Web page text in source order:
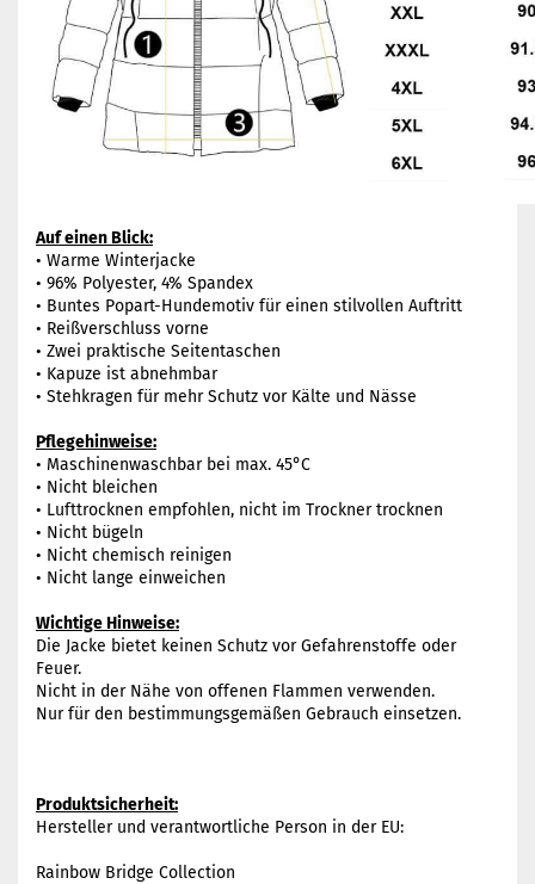
Auf einen Blick:
• Warme Winterjacke
• 96% Polyester, 4% Spandex
• Buntes Popart-Hundemotiv für einen stilvollen Auftritt
• Reißverschluss vorne
• Zwei praktische Seitentaschen
• Kapuze ist abnehmbar
• Stehkragen für mehr Schutz vor Kälte und Nässe
Pflegehinweise:
• Maschinenwaschbar bei max. 45°C
• Nicht bleichen
• Lufttrocknen empfohlen, nicht im Trockner trocknen
• Nicht bügeln
• Nicht chemisch reinigen
• Nicht lange einweichen
Wichtige Hinweise:
Die Jacke bietet keinen Schutz vor Gefahrenstoffe oder
Feuer.
Nicht in der Nähe von offenen Flammen verwenden.
Nur für den bestimmungsgemäßen Gebrauch einsetzen.
Produktsicherheit:
Hersteller und verantwortliche Person in der EU:
Rainbow Bridge Collection